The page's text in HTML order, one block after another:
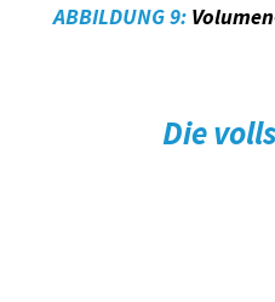
ABBILDUNG 9:
Die